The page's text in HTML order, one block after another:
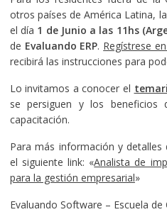
otros países de América Latina,
el día 1 de Junio a las 11hs
de Evaluando ERP. Regístrese
recibirá las instrucciones para
Lo invitamos a conocer el
se persiguen y los beneficios
capacitación.
Para más información y detalles
el siguiente link: «Analista de
para la gestión empresarial»
Evaluando Software – Escuela